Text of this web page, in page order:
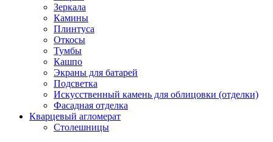
Зеркала
Камины
Плинтуса
Откосы
Тумбы
Кашпо
Экраны для батарей
Подсветка
Искусственный камень для облицовки (отделки)
Фасадная отделка
Кварцевый агломерат
Столешницы